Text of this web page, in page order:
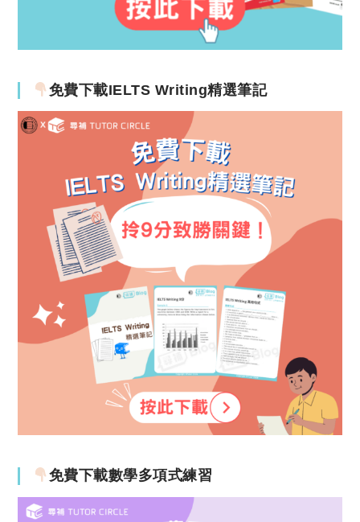
免費下載IELTS Writing精選筆記
免費下載數學多項式練習